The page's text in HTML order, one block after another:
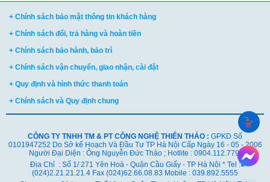
+ Chính sách bảo mật thông tin khách hàng
+ Chính sách đổi, trả hàng và hoàn tiền
+ Chính sách bảo hành, bảo trì
+ Chính sách vận chuyển, giao nhận, cài đặt
+ Quy định và hình thức thanh toán
+ Chính sách và Quy định chung
CÔNG TY TNHH TM & PT CÔNG NGHỆ THIÊN THẢO : GPKD Số
0101947252 Do Sở kế Hoạch Và Đầu Tư TP Hà Nội Cấp Ngày 16 - 05 - 2006
Người Đại Diện : Ông Nguyễn Đức Thảo ; Hotlite : 0904.112.779
Địa Chỉ : Số 1/ 271 Yên Hoà - Quận Cầu Giấy - TP Hà Nội * Tel :
(024)2.21.21.21.4 Fax (024)62.66.08.83 Mobile : 039.892.5555